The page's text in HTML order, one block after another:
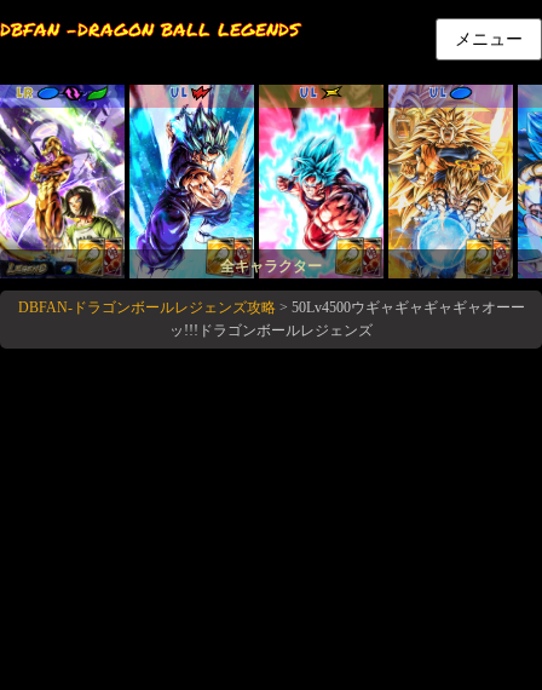
DBFAN -DRAGON BALL LEGENDS メニュー
LR UL UL UL
全キャラクター
DBFAN-ドラゴンボールレジェンズ攻略> 50Lv4500ウギャギャギャギャオーー
ッ!!!ドラゴンボールレジェンズ